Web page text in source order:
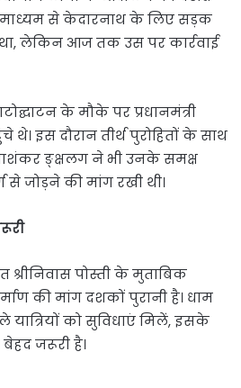
से केदारनाथ के लिए सड़क
था, लेकिन आज तक उस पर कार्रवाई
के मौके पर प्रधानमंत्री
थे। इस दौरान तीर्थ पुरोहितों के साथ
ङ्क्षलग ने भी उनके समक्ष
जोड़ने की मांग रखी थी।
श्रीनिवास पोस्ती के मुताबिक
की मांग दशकों पुरानी है। धाम
को सुविधाएं मिलें, इसके
जरूरी है।